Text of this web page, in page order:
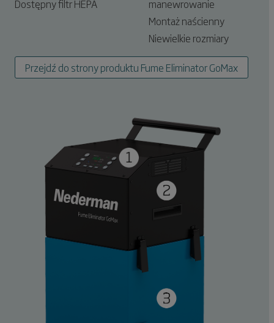
Dostępny filtr HEPA
manewrowanie
Montaż naścienny
Niewielkie rozmiary
Przejdź do strony produktu Fume Eliminator GoMax